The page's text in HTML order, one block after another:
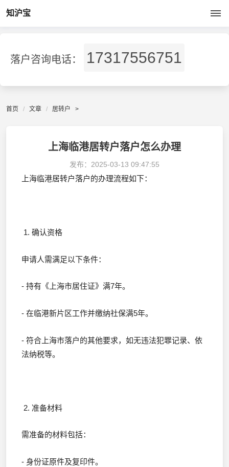
知沪宝
落户咨询电话： 17317556751
首页 文章 居转户 >
上海临港居转户落户怎么办理
发布： 2025-03-13 09:47:55
上海临港居转户落户的办理流程如下：
1. 确认资格
申请人需满足以下条件：
- 持有《上海市居住证》满7年。
- 在临港新片区工作并缴纳社保满5年。
- 符合上海市落户的其他要求，如无违法犯罪记录、依
法纳税等。
2. 准备材料
需准备的材料包括：
- 身份证原件及复印件。